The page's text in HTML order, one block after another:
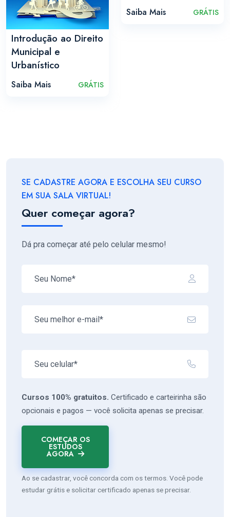
Introdução ao Direito
Municipal e
Urbanístico
Saiba Mais GRÁTIS
Saiba Mais GRÁTIS
SE CADASTRE AGORA E ESCOLHA SEU CURSO
EM SUA SALA VIRTUAL!
Quer começar agora?
Dá pra começar até pelo celular mesmo!
Cursos 100% gratuitos. Certificado e carteirinha são
opcionais e pagos — você solicita apenas se precisar.
COMEÇAR OS
ESTUDOS
AGORA
Ao se cadastrar, você concorda com os termos. Você pode
estudar grátis e solicitar certificado apenas se precisar.